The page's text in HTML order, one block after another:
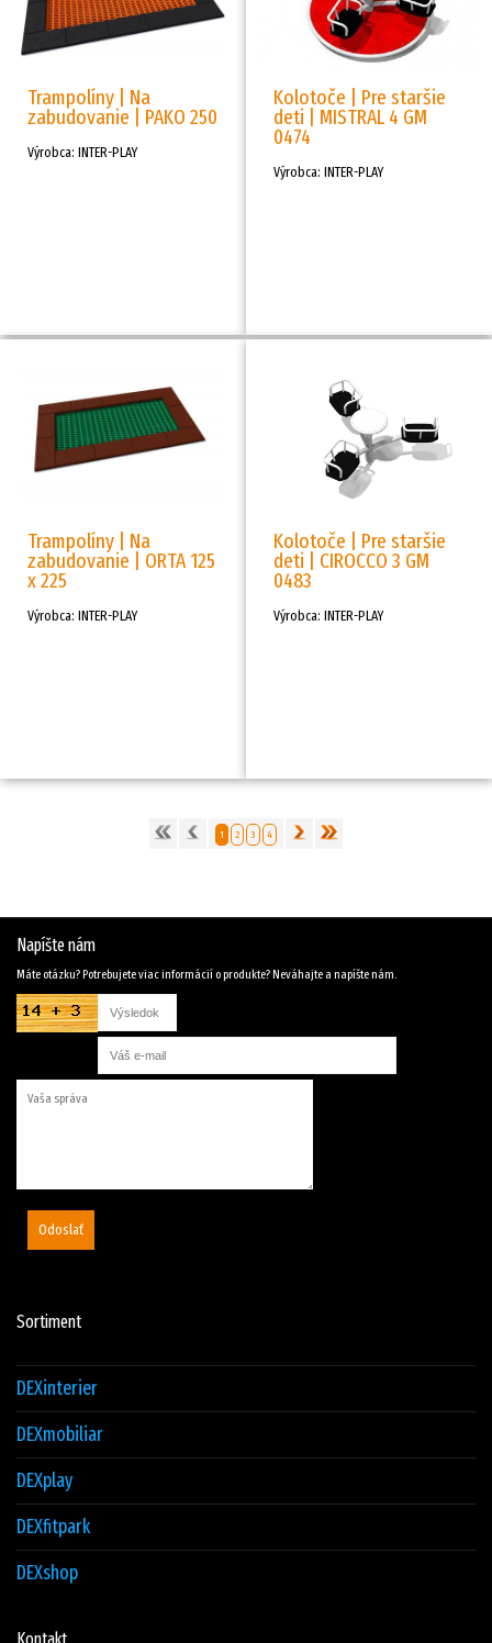
Trampolíny | Na
zabudovanie | PAKO 250
Výrobca: INTER-PLAY
Kolotoče | Pre staršie
deti | MISTRAL 4 GM
0474
Výrobca: INTER-PLAY
Trampolíny | Na
zabudovanie | ORTA 125
x 225
Výrobca: INTER-PLAY
Kolotoče | Pre staršie
deti | CIROCCO 3 GM
0483
Výrobca: INTER-PLAY
1 2 3 4
Napíšte nám
Máte otázku? Potrebujete viac informácií o produkte? Neváhajte a napíšte nám.
Odoslať
Sortiment
DEXinterier
DEXmobiliar
DEXplay
DEXfitpark
DEXshop